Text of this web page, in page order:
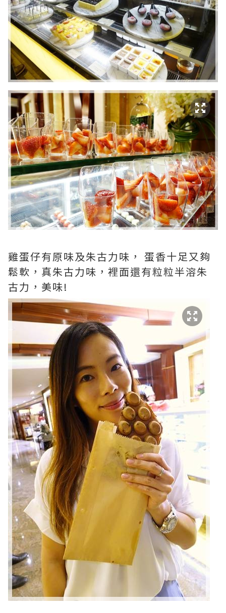
雞蛋仔有原味及朱古力味， 蛋香十足又夠
鬆軟，真朱古力味，裡面還有粒粒半溶朱
古力，美味!